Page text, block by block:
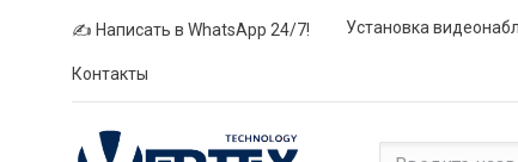
✍ Написать в WhatsApp 24/7! Установка
Контакты